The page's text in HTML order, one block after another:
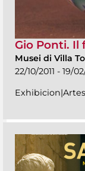
Gio Ponti. Il
Musei di Villa
22/10/2011 - 19/